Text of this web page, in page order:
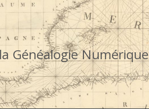
Généalogie Numérique